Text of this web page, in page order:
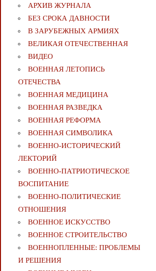
АРХИВ ЖУРНАЛА
БЕЗ СРОКА ДАВНОСТИ
В ЗАРУБЕЖНЫХ АРМИЯХ
ВЕЛИКАЯ ОТЕЧЕСТВЕННАЯ
ВИДЕО
ВОЕННАЯ ЛЕТОПИСЬ
ОТЕЧЕСТВА
ВОЕННАЯ МЕДИЦИНА
ВОЕННАЯ РАЗВЕДКА
ВОЕННАЯ РЕФОРМА
ВОЕННАЯ СИМВОЛИКА
ВОЕННО-ИСТОРИЧЕСКИЙ
ЛЕКТОРИЙ
ВОЕННО-ПАТРИОТИЧЕСКОЕ
ВОСПИТАНИЕ
ВОЕННО-ПОЛИТИЧЕСКИE
ОТНОШЕНИЯ
ВОЕННОЕ ИСКУССТВО
ВОЕННОЕ СТРОИТЕЛЬСТВО
ВОЕННОПЛЕННЫЕ: ПРОБЛЕМЫ
И РЕШЕНИЯ